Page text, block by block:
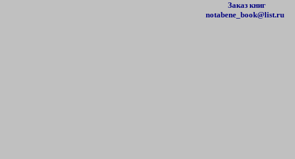
Заказ книг
notabene_book@list.ru